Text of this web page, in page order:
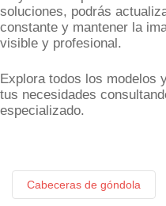
soluciones, podrás
constante y mantener la
visible y profesional.
Explora todos los modelos
tus necesidades
especializado.
Cabeceras de góndola